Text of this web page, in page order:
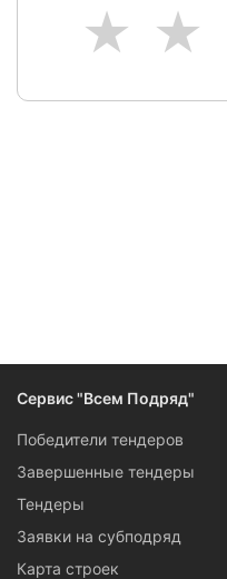
2
1
Сервис "Всем Подряд"
Победители тендеров
Завершенные тендеры
Тендеры
Заявки на субподряд
Карта строек